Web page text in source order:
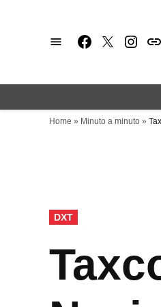
Facebook
Twitter
Home » Minuto a minuto »
PUBLICADO
EN
DXT